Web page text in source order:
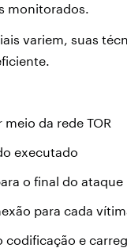
monitorados.
variem, suas
da rede TOR
executado
o final do ataque
para cada
codificação e